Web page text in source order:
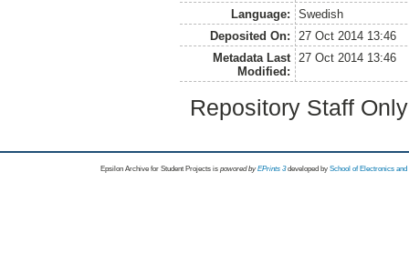
Language:
Swedish
Deposited On:
27 Oct 2014 13:46
Metadata Last
Modified:
27 Oct 2014 13:46
Repository Staff
Epsilon Archive for Student Projects is powored byEPrints 3 developed by School of Electronics